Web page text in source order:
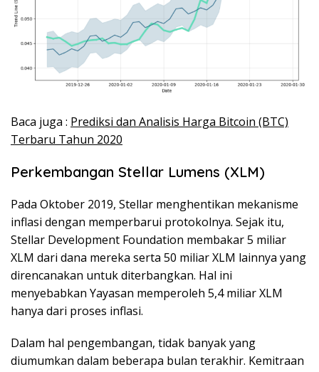
Baca juga : Prediksi dan Analisis Harga Bitcoin (BTC)
Terbaru Tahun 2020
Perkembangan Stellar Lumens (XLM)
Pada Oktober 2019, Stellar menghentikan mekanisme
inflasi dengan memperbarui protokolnya. Sejak itu,
Stellar Development Foundation membakar 5 miliar
XLM dari dana mereka serta 50 miliar XLM lainnya yang
direncanakan untuk diterbangkan. Hal ini
menyebabkan Yayasan memperoleh 5,4 miliar XLM
hanya dari proses inflasi.
Dalam hal pengembangan, tidak banyak yang
diumumkan dalam beberapa bulan terakhir. Kemitraan